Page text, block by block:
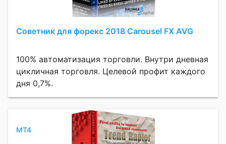
Советник для форекс 2018 Carousel FX AVG
100% автоматизация торговли. Внутри дневная
цикличная торговля. Целевой профит каждого
дня 0,7%.
MT4